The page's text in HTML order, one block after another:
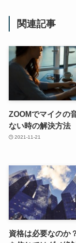
関連記事
ZOOMでマイクの
ない時の解決方法
2021-11-21
資格は必要なのか